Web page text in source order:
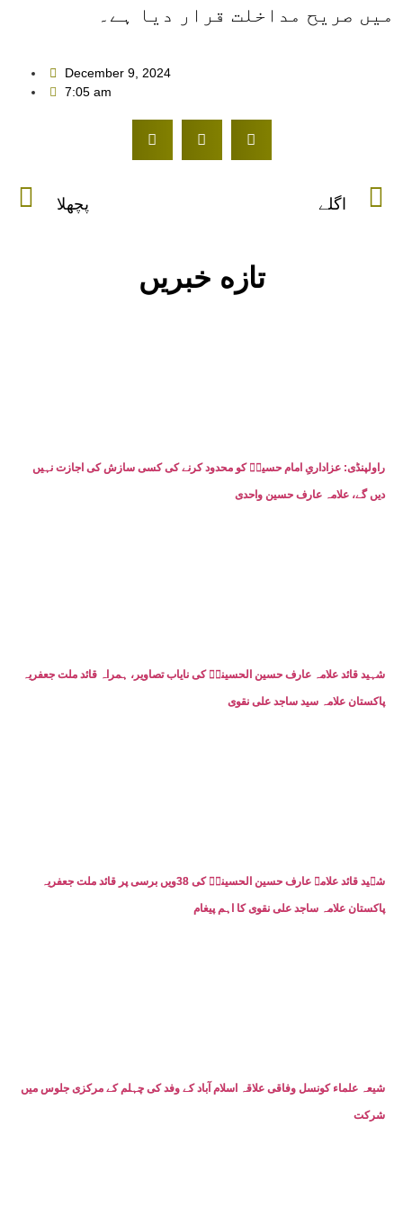
تازه خبریں
راولپنڈی: عزاداریِ امام حسینؑ کو محدود کرنے کی کسی سازش کی اجازت نہیں
دیں گے، علامہ عارف حسین واحدی
شہید قائد علامہ عارف حسین الحسینیؒ کی نایاب تصاویر، ہمراہ قائد ملت جعفریہ
پاکستان علامہ سید ساجد علی نقوی
شہید قائد علامہ عارف حسین الحسینیؒ کی 38ویں برسی پر قائد ملت جعفریہ
پاکستان علامہ ساجد علی نقوی کا اہم پیغام
شیعہ علماء کونسل وفاقی علاقہ اسلام آباد کے وفد کی چہلم کے مرکزی جلوس میں
شرکت
میں صریح مداخلت قرار دیا ہے۔
December 9, 2024
7:05 am
پچھلا اگلے